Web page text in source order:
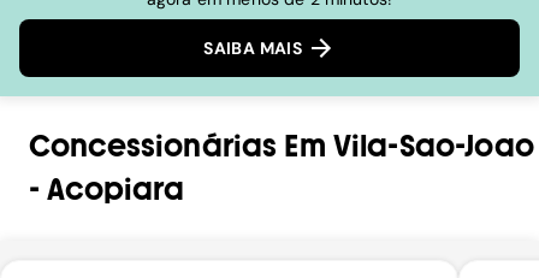
SAIBA MAIS
Concessionárias Em Vila-Sao-Joao
-Acopiara